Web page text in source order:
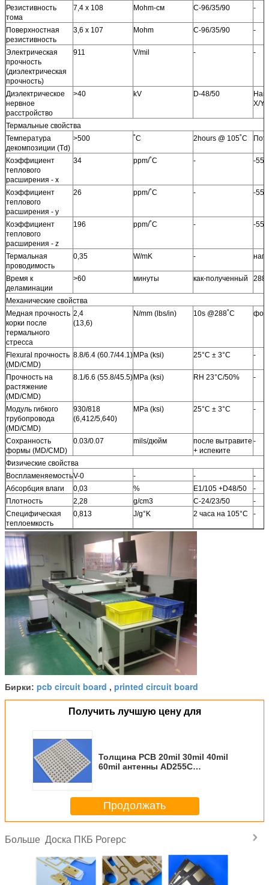
Резистивность
тома
7,4 x 108 Mohm-см C-96/35/90 -
Поверхностная
резистивность
3,6 x 107 Mohm C-96/35/90 -
Электрическая
прочность
(диэлектрическая
прочность)
911 V/mil - -
Диэлектрическое
нервное
расстройство
>40 kV D-48/50
X/Y
Термальные свойства
Температура
декомпозиции (Td)
>500 ˚C 2hours @ 105˚C
Коэффициент
теплового
расширения - x
34 ppm/˚C - -
Коэффициент
теплового
расширения - y
26 ppm/˚C - -
Коэффициент
теплового
расширения - z
196 ppm/˚C - -
Термальная
проводимость
0,35 W/mK -
Время к
деламинации
>60 минуты как-полученный
Механические свойства
Медная прочность
корки после
термального
стресса
2,4
(13,6)
N/mm (lbs/in) 10s @288˚C
Flexural прочность
(MD/CMD)
8.8/6.4 (60.7/44.1)MPa (ksi) 25°C ± 3°C -
Прочность на
растяжение
(MD/CMD)
8.1/6.6 (55.8/45.5)MPa (ksi) RH 23°C/50% -
Модуль гибкого
трубопровода
(MD/CMD)
930/818
(6,412/5,640)
MPa (ksi) 25°C ± 3°C -
Сохранность
формы (MD/CMD)
0.03/0.07 mils/дюйм
после вытравите
+ испеките
-
Физические свойства
ВоспламеняемостьV-0 - -
-
Абсорбция влаги
0,03 % E1/105 +D48/50
-
Плотность
2,28 g/cm3 C-24/23/50
-
Специфическая
теплоемкость
0,813 J/g°K 2 часа на 105°C -
Бирки: pcb circuit board , printed circuit board
Получить лучшую цену для
Толщина PCB 20mil 30mil 40mil
60mil антенны AD255C
погружения
Продолжать
Больше Доска ПКБ Рогерс